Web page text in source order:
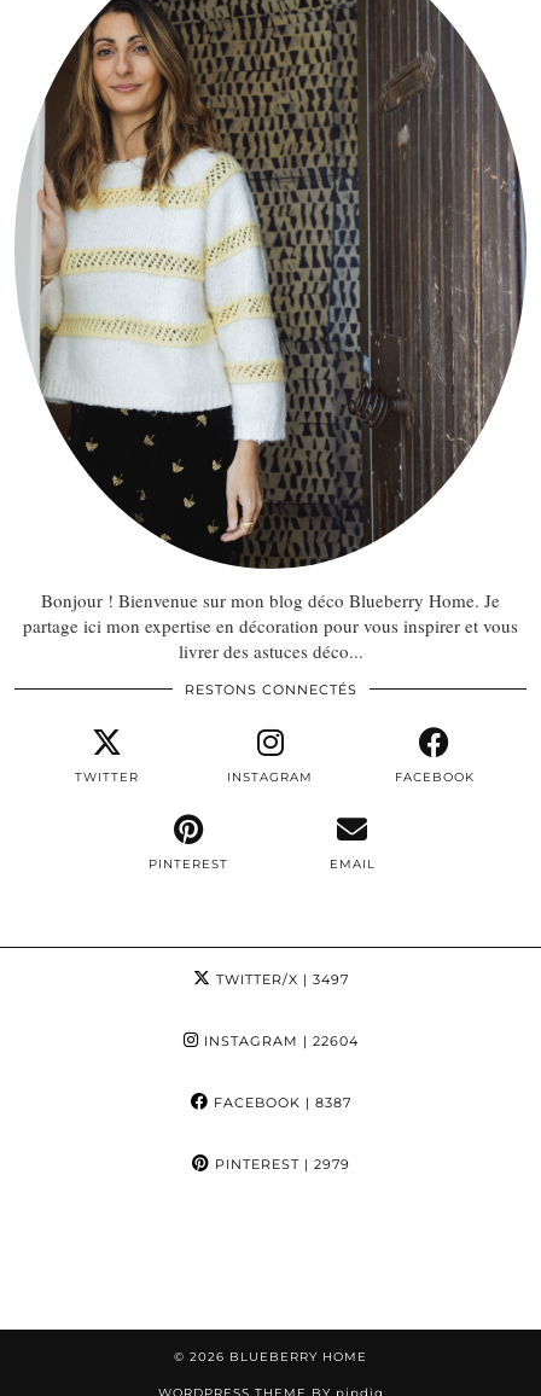
Bonjour ! Bienvenue sur mon blog déco Blueberry Home. Je
partage ici mon expertise en décoration pour vous inspirer et vous
livrer des astuces déco...
RESTONS CONNECTÉS
TWITTER INSTAGRAM FACEBOOK
PINTEREST EMAIL
TWITTER/X | 3497
INSTAGRAM | 22604
FACEBOOK | 8387
PINTEREST| 2979
© 2026 BLUEBERRY HOME